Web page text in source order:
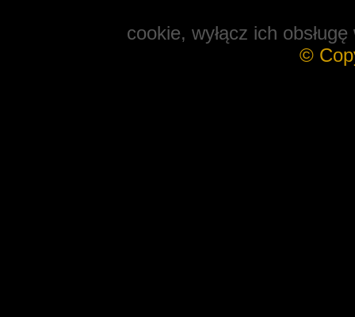
cookie, wyłącz ich
©